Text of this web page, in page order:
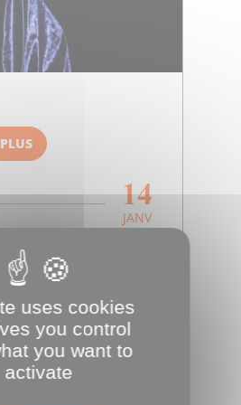
14
JANV
uses cookies
you control
you want to
activate